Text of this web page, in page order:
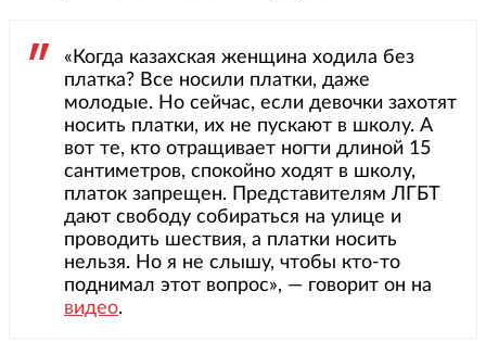
«Когда казахская женщина ходила без
платка? Все носили платки, даже
молодые. Но сейчас, если девочки захотят
носить платки, их не пускают в школу. А
вот те, кто отращивает ногти длиной 15
сантиметров, спокойно ходят в школу,
платок запрещен. Представителям ЛГБТ
дают свободу собираться на улице и
проводить шествия, а платки носить
нельзя. Но я не слышу, чтобы кто-то
поднимал этот вопрос», — говорит он на
видео.